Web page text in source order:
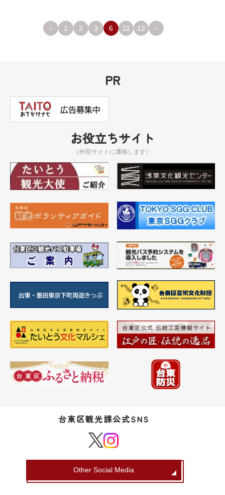
‹ 1 2 3 6 11 12 ›
PR
お役立ちサイト
（外部サイトに遷移します）
台東区観光課公式SNS
Other Social Media